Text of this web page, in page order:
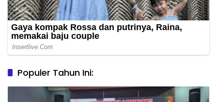
Populer Tahun Ini: